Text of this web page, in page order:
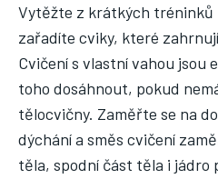
Vytěžte z krátkých tréninků
zařadíte cviky, které
Cvičení s vlastní vahou jsou
toho dosáhnout, pokud
tělocvičny. Zaměřte se na
dýchání a směs cvičení
těla, spodní část těla i jádro